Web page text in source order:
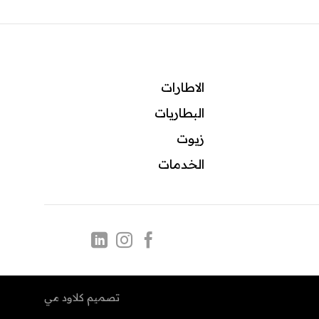
الاطارات
البطاريات
زيوت
الخدمات
تصميم كلاود مي